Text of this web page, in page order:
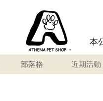
本
部落格 近期活動